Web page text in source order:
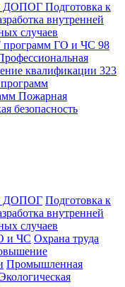
ДОПОГ Подготовка к
внутренней
случаев
программ ГО и ЧС 98
квалификации 323
программ
Пожарная
безопасность
ДОПОГ Подготовка к
внутренней
случаев
и ЧС Охрана труда
Промышленная